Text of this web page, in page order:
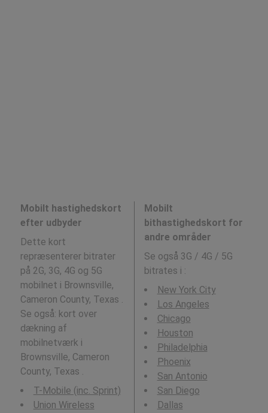
Mobilt hastighedskort
efter udbyder
Dette kort
repræsenterer bitrater
på 2G, 3G, 4G og 5G
mobilnet i Brownsville,
Cameron County, Texas .
Se også: kort over
dækning af
mobilnetværk i
Brownsville, Cameron
County, Texas .
T-Mobile (inc. Sprint)
Union Wireless
Mobilt
bithastighedskort for
andre områder
Se også 3G / 4G / 5G
bitrates i :
New York City
Los Angeles
Chicago
Houston
Philadelphia
Phoenix
San Antonio
San Diego
Dallas